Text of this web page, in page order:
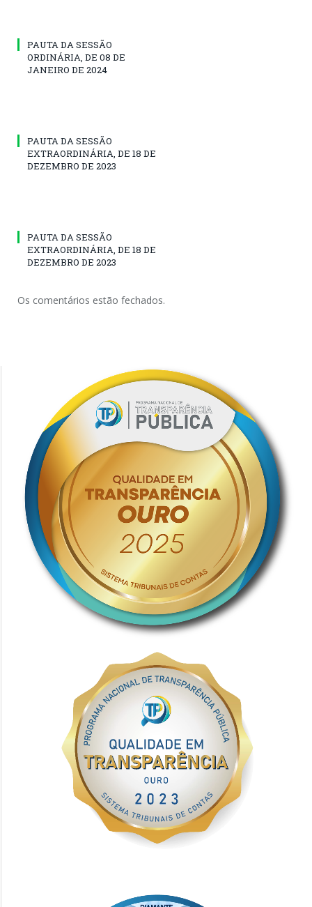
PAUTA DA SESSÃO
ORDINÁRIA, DE 08 DE
JANEIRO DE 2024
PAUTA DA SESSÃO
EXTRAORDINÁRIA, DE 18 DE
DEZEMBRO DE 2023
PAUTA DA SESSÃO
EXTRAORDINÁRIA, DE 18 DE
DEZEMBRO DE 2023
Os comentários estão fechados.